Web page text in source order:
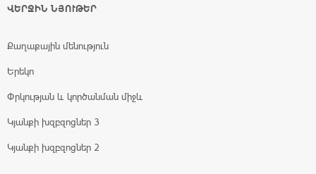
ՎԵՐՋԻՆ ՆՅՈՒԹԵՐ
Քաղաքային մենություն
Երեկո
Փրկության և կործանման միջև
Կյանքի խզբզոցներ 3
Կյանքի խզբզոցներ 2